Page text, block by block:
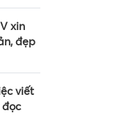
xin
đẹp
viết